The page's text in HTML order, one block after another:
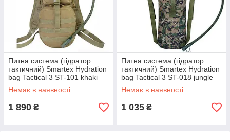
Питна система (гідратор
тактичний) Smartex Hydration
bag Tactical 3 ST-101 khaki
Немає в наявності
1 890 ₴
Питна система (гідратор
тактичний) Smartex Hydration
bag Tactical 3 ST-018 jungle
digital camouflage
Немає в наявності
1 035 ₴